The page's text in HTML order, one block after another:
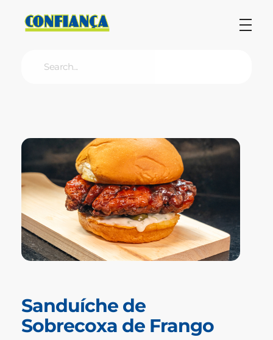
Sanduíche de
Sobrecoxa de Frango